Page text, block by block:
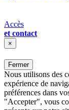
Accès
et contact
×
Fermer
Nous utilisons des
expérience de
préférences dans
"Accepter", vous